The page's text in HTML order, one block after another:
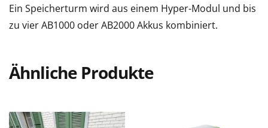
Ein Speicherturm wird aus einem Hyper-Modul und bis
zu vier AB1000 oder AB2000 Akkus kombiniert.
Ähnliche Produkte